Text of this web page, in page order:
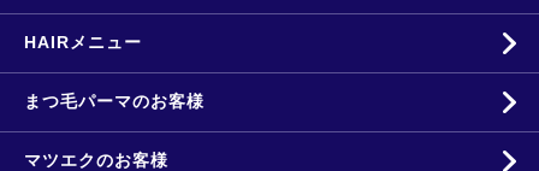
HAIRメニュー
まつ毛パーマのお客様
マツエクのお客様